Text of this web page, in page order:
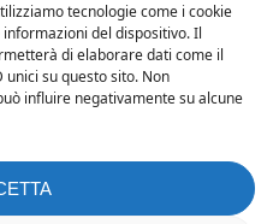
tecnologie come i cookie
del dispositivo. Il
di elaborare dati come il
su questo sito. Non
influire negativamente su alcune